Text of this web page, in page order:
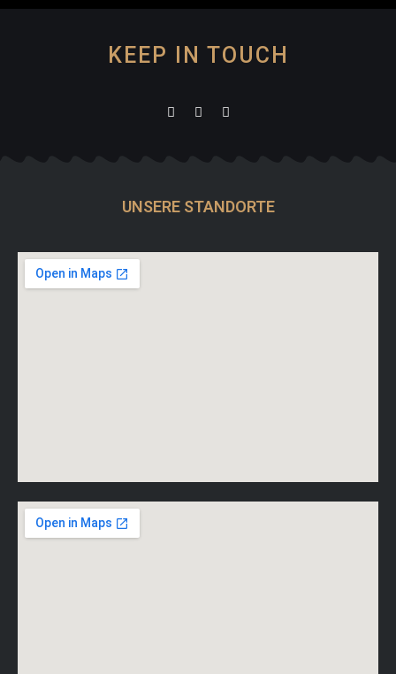
KEEP IN TOUCH
UNSERE STANDORTE